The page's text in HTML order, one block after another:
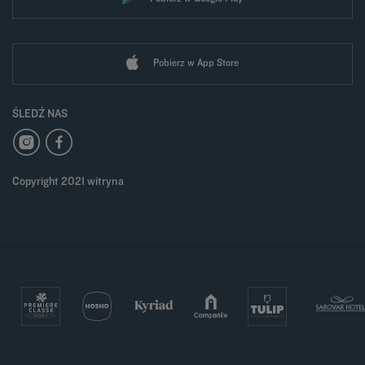
Pobierz w App Store
ŚLEDŹ NAS
Copyright 2021 witryna